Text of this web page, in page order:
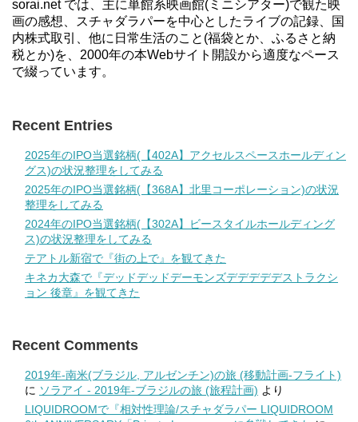
sorai.net では、主に単館系映画館(ミニシアター)で観た映
画の感想、スチャダラパーを中心としたライブの記録、国
内株式取引、他に日常生活のこと(福袋とか、ふるさと納
税とか)を、2000年の本Webサイト開設から適度なペース
で綴っています。
Recent Entries
2025年のIPO当選銘柄(【402A】アクセルスペースホールディン
グス)の状況整理をしてみる
2025年のIPO当選銘柄(【368A】北里コーポレーション)の状況
整理をしてみる
2024年のIPO当選銘柄(【302A】ビースタイルホールディング
ス)の状況整理をしてみる
テアトル新宿で『街の上で』を観てきた
キネカ大森で『デッドデッドデーモンズデデデデデストラクシ
ョン 後章』を観てきた
Recent Comments
2019年-南米(ブラジル, アルゼンチン)の旅 (移動計画-フライト)
に ソラアイ - 2019年-ブラジルの旅 (旅程計画) より
LIQUIDROOMで『相対性理論/スチャダラパー LIQUIDROOM